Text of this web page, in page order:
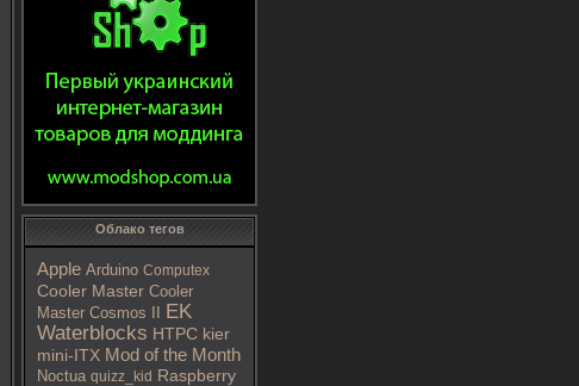
Облако тегов
Apple Arduino Computex
Cooler Master Cooler
Master Cosmos II
EK
Waterblocks HTPC kier
mini-ITX Mod of the Month
Noctua quizz_kid Raspberry